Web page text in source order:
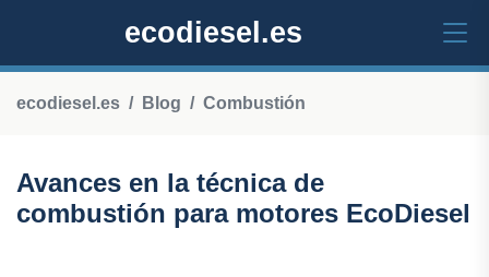
ecodiesel.es
ecodiesel.es Blog Combustión
Avances en la técnica de
combustión para motores EcoDiesel